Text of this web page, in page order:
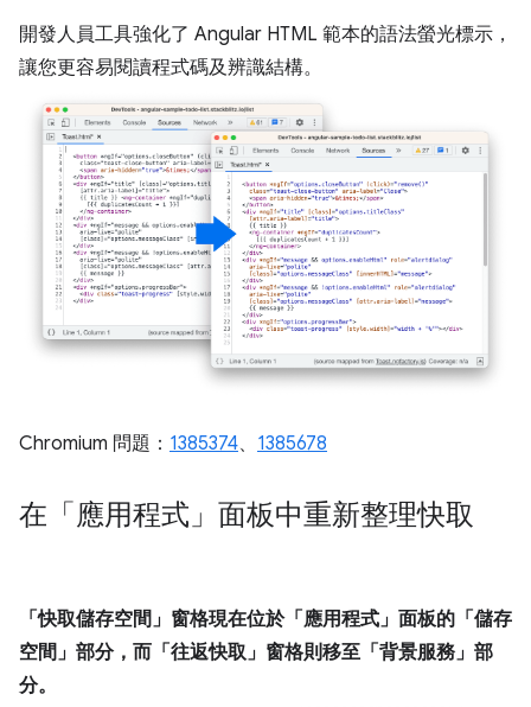
開發人員工具強化了 Angular HTML 範本的語法螢光標示，
讓您更容易閱讀程式碼及辨識結構。
Chromium 問題： 1385374、 1385678
在「應用程式」面板中重新整理快取
「快取儲存空間」 窗格現在位於「應用程式」面板的「儲存
空間」 部分，而「往返快取」 窗格則移至「背景服務」 部
分。